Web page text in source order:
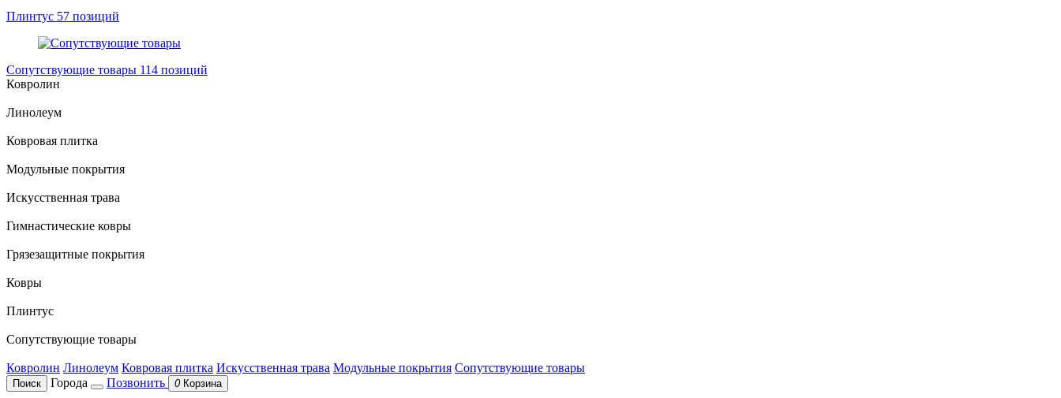
Плинтус 57 позиций
Сопутствующие товары 114 позиций
Ковролин
Линолеум
Ковровая плитка
Модульные покрытия
Искусственная трава
Гимнастические ковры
Грязезащитные покрытия
Ковры
Плинтус
Сопутствующие товары
Ковролин Линолеум Ковровая плитка Искусственная трава Модульные покрытия Сопутствующие товары
Поиск Города Позвонить 0 Корзина